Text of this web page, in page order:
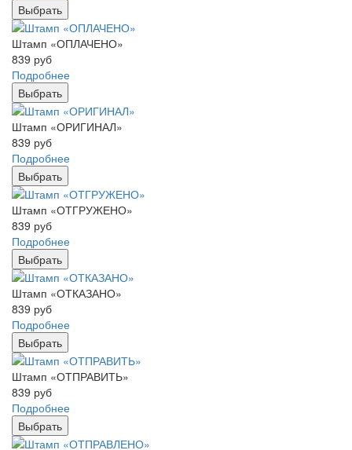
Выбрать
Штамп «ОПЛАЧЕНО»
839 руб
Подробнее
Выбрать
Штамп «ОРИГИНАЛ»
839 руб
Подробнее
Выбрать
Штамп «ОТГРУЖЕНО»
839 руб
Подробнее
Выбрать
Штамп «ОТКАЗАНО»
839 руб
Подробнее
Выбрать
Штамп «ОТПРАВИТЬ»
839 руб
Подробнее
Выбрать